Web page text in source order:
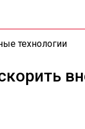
технологии